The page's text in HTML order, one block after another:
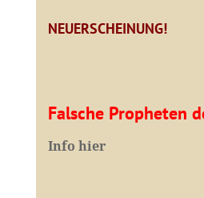
NEUERSCHEINUNG!
Falsche Propheten
Info hier